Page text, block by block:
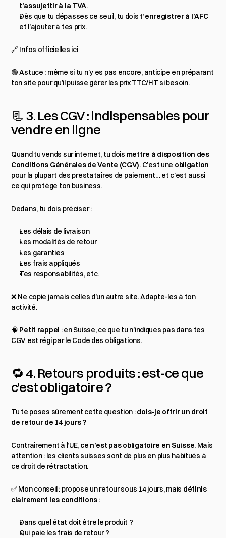
t’assujettir à la TVA.
Dès que tu dépasses ce seuil, tu dois t’enregistrer à l’AFC
et l’ajouter à tes prix.
🔗 Infos officielles ici
🟢 Astuce : même si tu n’y es pas encore, anticipe en préparant
ton site pour qu’il puisse gérer les prix TTC/HT si besoin.
📃 3. Les CGV : indispensables pour
vendre en ligne
Quand tu vends sur internet, tu dois mettre à disposition des
Conditions Générales de Vente (CGV). C’est une obligation
pour la plupart des prestataires de paiement… et c’est aussi
ce qui protège ton business.
Dedans, tu dois préciser :
Les délais de livraison
Les modalités de retour
Les garanties
Les frais appliqués
Tes responsabilités, etc.
❌ Ne copie jamais celles d’un autre site. Adapte-les à ton
activité.
🧠 Petit rappel : en Suisse, ce que tu n’indiques pas dans tes
CGV est régi par le Code des obligations.
🔁 4. Retours produits : est-ce que
c’est obligatoire ?
Tu te poses sûrement cette question : dois-je offrir un droit
de retour de 14 jours ?
Contrairement à l’UE, ce n’est pas obligatoire en Suisse. Mais
attention : les clients suisses sont de plus en plus habitués à
ce droit de rétractation.
✅ Mon conseil : propose un retour sous 14 jours, mais définis
clairement les conditions :
Dans quel état doit être le produit ?
Qui paie les frais de retour ?